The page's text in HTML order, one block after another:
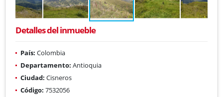
Detalles del inmueble
País: Colombia
Departamento: Antioquia
Ciudad: Cisneros
Código: 7532056